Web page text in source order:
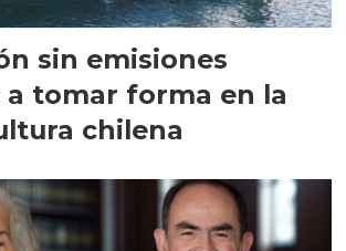
sin emisiones
a tomar forma en la
chilena